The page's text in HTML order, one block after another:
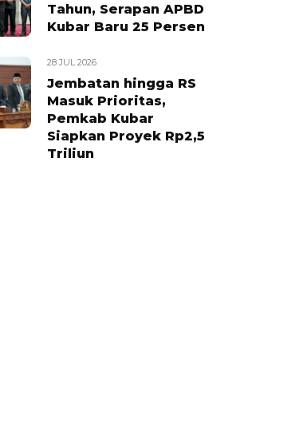
Tahun, Serapan APBD
Kubar Baru 25 Persen
28 JUL 2026
Jembatan hingga RS
Masuk Prioritas,
Pemkab Kubar
Siapkan Proyek Rp2,5
Triliun